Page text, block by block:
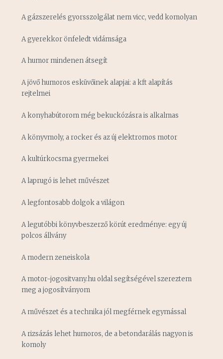
A gázszerelés gyorsszolgálat nem vicc, vedd komolyan
A gyerekkor önfeledt vidámsága
A humor mindenen átsegít
A jövő humoros esküvőinek alapjai: a kft alapítás
rejtelmei
A konyhabútorom még bekuckózásra is alkalmas
A könyvmoly, a rocker és az új elektromos motor
A kultúrkocsma gyermekei
A laprugó is lehet művészet
A legfontosabb dolgok a világon
A legutóbbi könyvbeszerző körút eredménye: egy új
polcos állvány
A modern zeneiskola
A motor-jogositvany.hu oldal segítségével szereztem
meg a jogosítványom
A művészet és a technika jól megférnek egymással
A rizsázás lehet humoros, de a betondarálás nagyon is
komoly